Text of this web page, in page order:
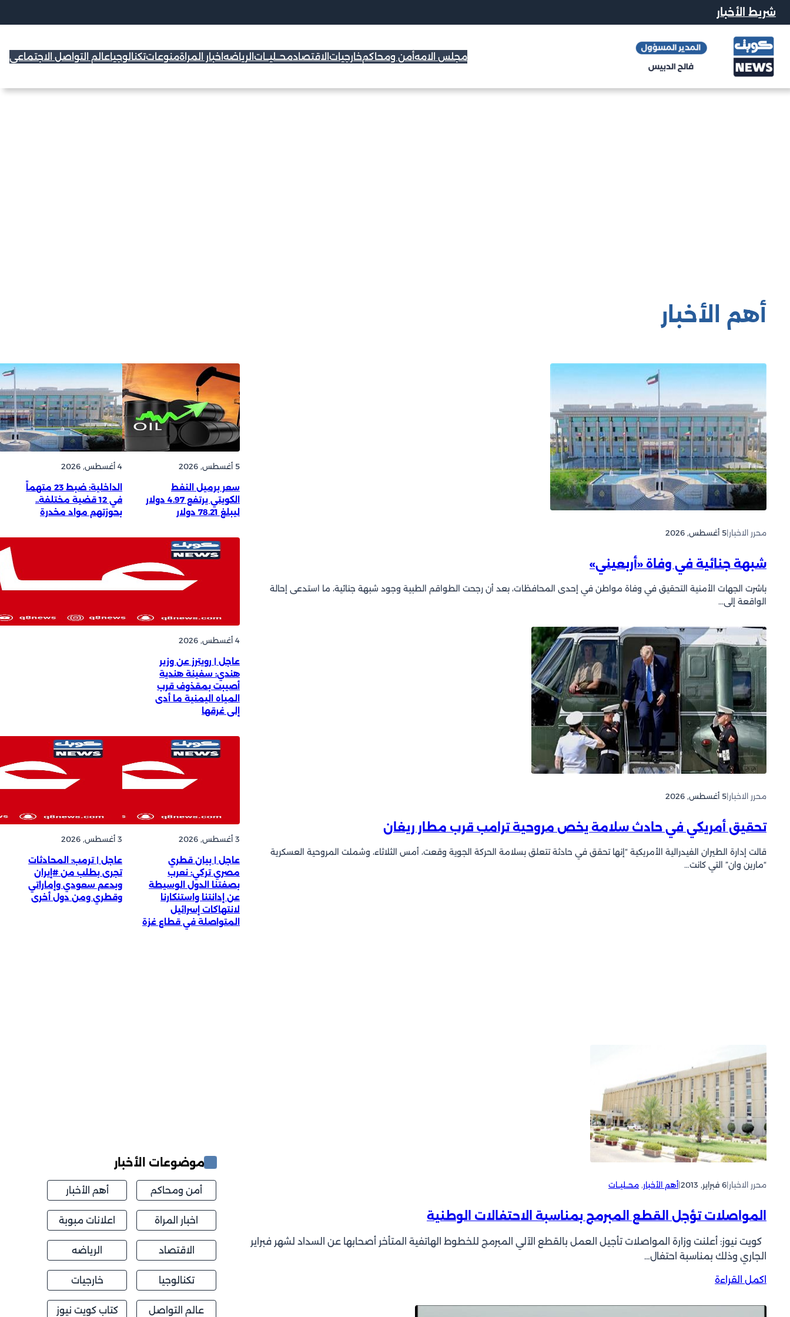
شريط الأخبار
مجلس الامهأمن ومحاكمخارجيات الاقتصادمحــليــات الرياضه اخبار المراةمنوعاتتكنالوجياعالم التواصل الاجتماعي
أهم الأخبار
محرر الاخبار|5 أغسطس, 2026
شبهة جنائية في وفاة «أربعيني»
باشرت الجهات الأمنية التحقيق في وفاة مواطن في إحدى المحافظات، بعد أن رجحت الطواقم الطبية وجود شبهة جنائية، ما استدعى إحالة
الواقعة إلى…
محرر الاخبار|5 أغسطس, 2026
تحقيق أمريكي في حادث سلامة يخص مروحية ترامب قرب مطار ريغان
قالت إدارة الطيران الفيدرالية الأمريكية “إنها تحقق في حادثة تتعلق بسلامة الحركة الجوية وقعت، أمس الثلاثاء، وشملت المروحية العسكرية
“مارين وان” التي كانت…
5 أغسطس, 2026
سعر برميل النفط
الكويتي يرتفع 4.97 دولار
ليبلغ 78.21 دولار
4 أغسطس, 2026
الداخلية: ضبط 23 متهماً
في 12 قضية مختلفة..
بحوزتهم مواد مخدرة
4 أغسطس, 2026
عاجل | رويترز عن وزير
هندي: سفينة هندية
أصيبت بمقذوف قرب
المياه اليمنية ما أدى
إلى غرقها
بيع حادة وسط ضبابية
محادثات أمريكا وإيران
3 أغسطس, 2026
عاجل | بيان قطري
مصري تركي: نعرب
بصفتنا الدول الوسيطة
عن إدانتنا واستنكارنا
لانتهاكات إسرائيل
المتواصلة في قطاع غزة
3 أغسطس, 2026
عاجل | ترمب: المحادثات
تجرى بطلب من #إيران
وبدعم سعودي وإماراتي
وقطري ومن دول أخرى
محرر الاخبار|6 فبراير, 2013 |أهم الأخبار, محــليــات
المواصلات تؤجل القطع المبرمج بمناسبة الاحتفالات الوطنية
كويت نيوز: أعلنت وزارة المواصلات تأجيل العمل بالقطع الآلي المبرمج للخطوط الهاتفية المتأخر أصحابها عن السداد لشهر فبراير
الجاري وذلك بمناسبة احتفال…
اكمل القراءة
:
ل
موضوعات الأخبار
أمن ومحاكم أهم الأخبار
اخبار المراة اعلانات مبوبة
الاقتصاد الرياضه
تكنالوجيا خارجيات
عالم التواصل
كتاب كويت نيوز